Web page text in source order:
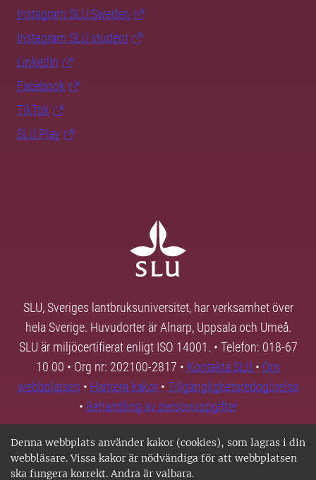
Denna webbplats använder kakor (cookies), som lagras i din
webbläsare. Vissa kakor är nödvändiga för att webbplatsen
ska fungera korrekt. Andra är valbara.
Instagram SLU.Sweden
Instagram SLU.student
LinkedIn
Facebook
TikTok
SLU Play
SLU, Sveriges lantbruksuniversitet, har verksamhet över
hela Sverige. Huvudorter är Alnarp, Uppsala och Umeå.
SLU är miljöcertifierat enligt ISO 14001. • Telefon: 018-67
10 00 • Org nr: 202100-2817 • Kontakta SLU • Om
webbplatsen • Hantera kakor • Tillgänglighetsredogörelse
• Behandling av personuppgifter